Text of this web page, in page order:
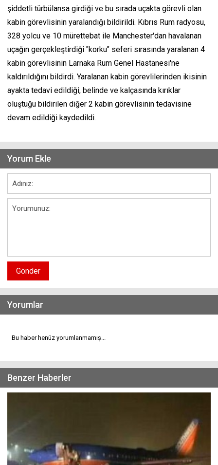
şiddetli türbülansa girdiği ve bu sırada uçakta görevli olan
kabin görevlisinin yaralandığı bildirildi. Kıbrıs Rum radyosu,
328 yolcu ve 10 mürettebat ile Manchester'dan havalanan
uçağın gerçekleştirdiği "korku" seferi sırasında yaralanan 4
kabin görevlisinin Larnaka Rum Genel Hastanesi'ne
kaldırıldığını bildirdi. Yaralanan kabin görevlilerinden ikisinin
ayakta tedavi edildiği, belinde ve kalçasında kırıklar
oluştuğu bildirilen diğer 2 kabin görevlisinin tedavisine
devam edildiği kaydedildi.
Yorum Ekle
Gönder
Yorumlar
Bu haber henüz yorumlanmamış...
Benzer Haberler